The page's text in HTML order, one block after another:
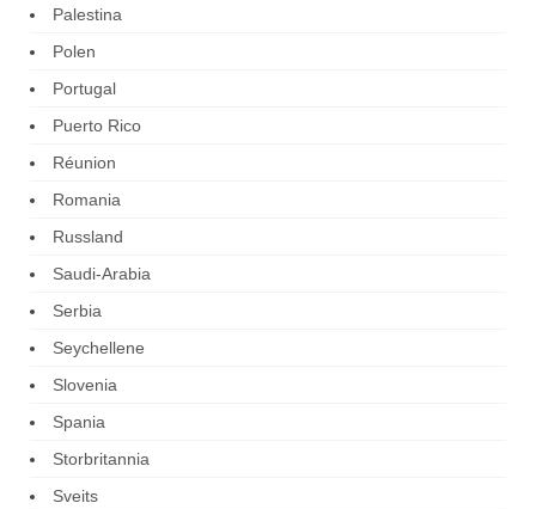
Palestina
Polen
Portugal
Puerto Rico
Réunion
Romania
Russland
Saudi-Arabia
Serbia
Seychellene
Slovenia
Spania
Storbritannia
Sveits